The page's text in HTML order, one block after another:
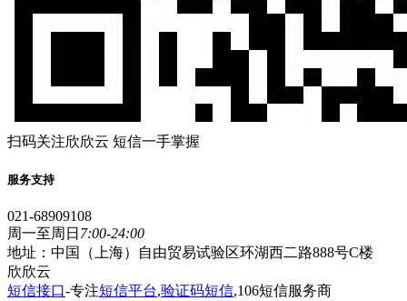
扫码关注欣欣云 短信一手掌握
服务支持
021-68909108
周一至周日 7:00-24:00
地址：中国（上海）自由贸易试验区环湖西二路888号C楼
欣欣云
短信接口-专注短信平台,验证码短信,106短信服务商